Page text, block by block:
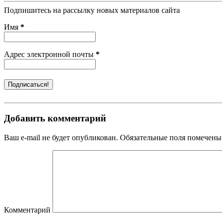
Подпишитесь на рассылку новых материалов сайта
Имя *
Адрес электронной почты *
Добавить комментарий
Ваш e-mail не будет опубликован. Обязательные поля
Комментарий